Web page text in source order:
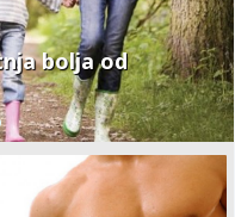
bolja od